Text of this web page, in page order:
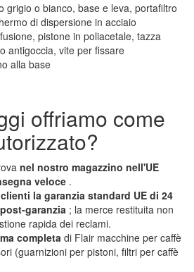
grigio o bianco, base e leva, portafiltro
di dispersione in acciaio
pistone in poliacetale, tazza
antigoccia, vite per fissare
alla base
offriamo come
nel nostro magazzino nell'UE
veloce .
la garanzia standard UE di 24
garanzia ; la merce restituita non
rapida dei reclami.
completa di Flair macchine per caffè
(guarnizioni per pistoni, filtri per caffè